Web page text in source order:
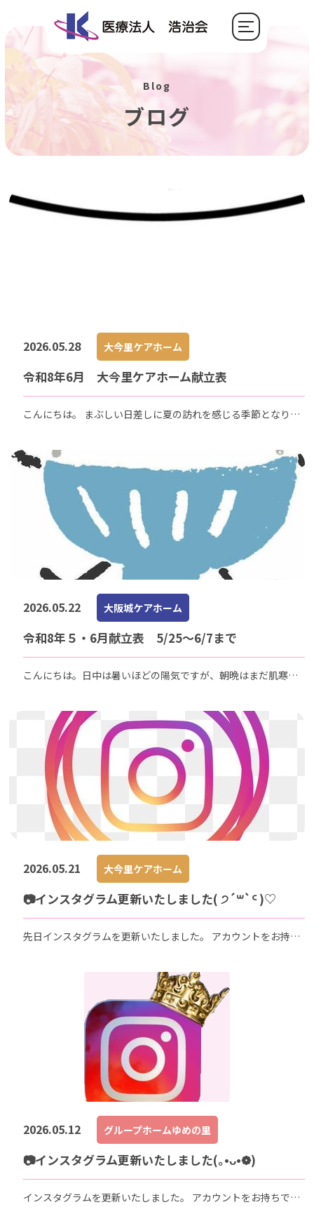
Blog
ブログ
2026.05.28 大今里ケアホーム
令和8年6月 大今里ケアホーム献立表
こんにちは。 まぶしい日差しに夏の訪れを感じる季節となりま
今月も心を尽くしてお食事をお届けしてまいります…
2026.05.22 大阪城ケアホーム
令和8年５・6月献立表 5/25～6/7まで
こんにちは。日中は暑いほどの陽気ですが、朝晩はまだ肌寒く
きるよう 心を込めて献立を作成しています。 毎日の…
2026.05.21 大今里ケアホーム
📷インスタグラム更新いたしました( ੭´꒳`ᑦ )♡
先日インスタグラムを更新いたしました。 アカウントをお持ち
2026.05.12 グループホームゆめの里
📷インスタグラム更新いたしました(｡•ᴗ•❁)
インスタグラムを更新いたしました。 アカウントをお持ちでな